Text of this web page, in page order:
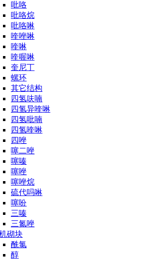
吡咯
吡咯烷
吡咯啉
喹唑啉
喹啉
喹喔啉
奎尼丁
螺环
其它结构
四氢呋喃
四氢异喹啉
四氢吡喃
四氢喹啉
四唑
噻二唑
噻嗪
噻唑
噻唑烷
硫代吗啉
噻吩
三嗪
三氮唑
砌块
酰氯
醇